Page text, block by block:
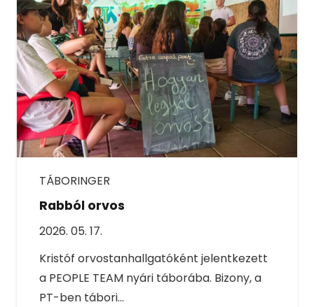
TÁBORINGER
Rabból orvos
2026. 05. 17.
Kristóf orvostanhallgatóként jelentkezett
a PEOPLE TEAM nyári táborába. Bizony, a
PT-ben tábori…